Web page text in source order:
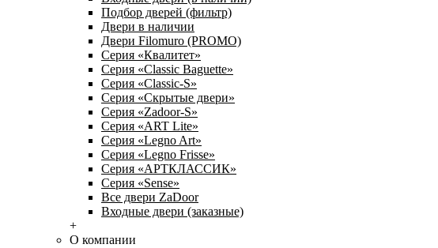
Подбор дверей (фильтр)
Двери в наличии
Двери Filomuro (PROMO)
Серия «Квалитет»
Серия «Classic Baguette»
Серия «Classic-S»
Серия «Скрытые двери»
Серия «Zadoor-S»
Серия «ART Lite»
Серия «Legno Art»
Серия «Legno Frisse»
Серия «АРТКЛАССИК»
Серия «Sense»
Все двери ZaDoor
Входные двери (заказные)
+
О компании